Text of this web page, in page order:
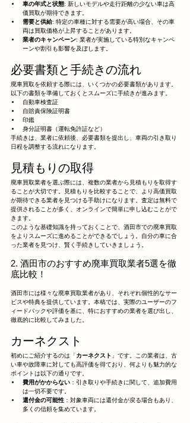
車の年式と状態: 新しいモデルや走行距離の少ない車は高
価買取が期待できます。
需要と供給: 特定の車種に対する需要が高い場合、その車
両は買取価格が上昇することがあります。
業者のキャンペーン: 業者が実施している特別なキャンペ
ーンや割引も影響を及ぼします。
必要書類と手続きの流れ
廃車買取を依頼する際には、いくつかの必要書類があります。
以下の書類を準備しておくとスムーズに手続きが進みます。
自動車検査証
自賠責保険証明書
印鑑
身分証明書（運転免許証など）
手続きは、業者に依頼後、必要書類を提出し、車両の引き取り
日程を調整する流れになります。
見積もりの取得
廃車買取業者を選ぶ際には、複数の業者から見積もりを取得す
ることが大切です。見積もりを比較することで、より高価買取
が期待できる業者を見つける手助けになります。査定は無料で
提供されることが多く、オンラインで簡単に申し込むことがで
きます。
このような基礎知識を持っておくことで、酒田市での廃車買取
をよりスムーズに進めることができるでしょう。自分の車に合
った業者を見つけ、賢く手続きしていきましょう。
2. 酒田市のおすすめ廃車買取業者5選を徹
底比較！
酒田市には様々な廃車買取業者があり、それぞれ個性的なサー
ビスや特典を提供しています。本稿では、実際のユーザーのフ
ィードバックや評価を基に、特におすすめの業者を選び出し、
徹底的に比較してみました。
カーネクスト
初めにご紹介するのは「カーネクスト 」です。この業者は、古
い車や故障車に対しても高評価を得ており、何よりも魅力的な
ポイントは以下の通りです。
費用がかからない ：引き取りや手続きに関して、追加費用
は一切不要です。
還付金の可能性 ：対象車両には還付金が戻る場合もあり、
多くの信頼を集めています。